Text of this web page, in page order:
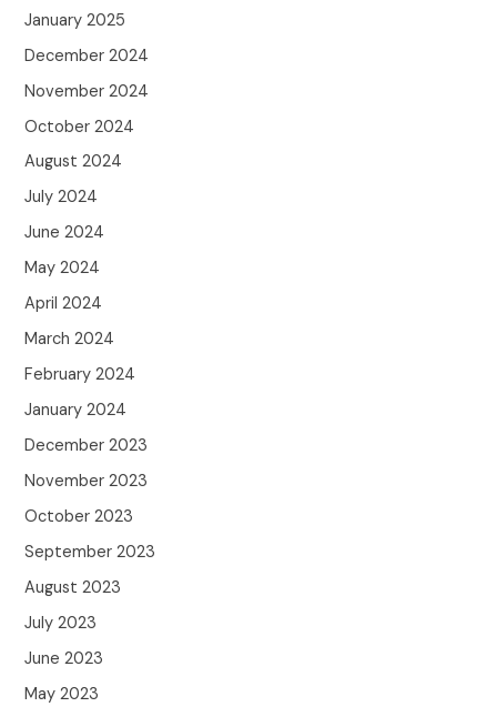
January 2025
December 2024
November 2024
October 2024
August 2024
July 2024
June 2024
May 2024
April 2024
March 2024
February 2024
January 2024
December 2023
November 2023
October 2023
September 2023
August 2023
July 2023
June 2023
May 2023